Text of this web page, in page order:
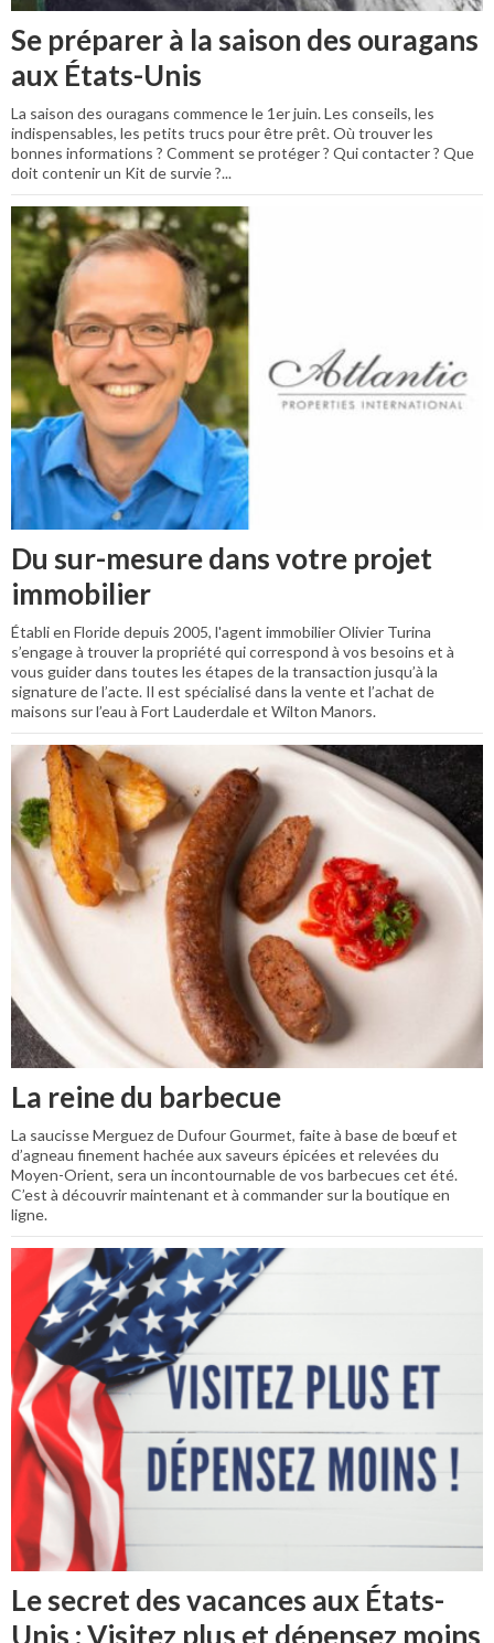
Se préparer à la saison des ouragans
aux États-Unis
La saison des ouragans commence le 1er juin. Les conseils, les
indispensables, les petits trucs pour être prêt. Où trouver les
bonnes informations ? Comment se protéger ? Qui contacter ? Que
doit contenir un Kit de survie ?...
Du sur-mesure dans votre projet
immobilier
Établi en Floride depuis 2005, l'agent immobilier Olivier Turina
s’engage à trouver la propriété qui correspond à vos besoins et à
vous guider dans toutes les étapes de la transaction jusqu’à la
signature de l’acte. Il est spécialisé dans la vente et l’achat de
maisons sur l’eau à Fort Lauderdale et Wilton Manors.
La reine du barbecue
La saucisse Merguez de Dufour Gourmet, faite à base de bœuf et
d’agneau finement hachée aux saveurs épicées et relevées du
Moyen-Orient, sera un incontournable de vos barbecues cet été.
C’est à découvrir maintenant et à commander sur la boutique en
ligne.
Le secret des vacances aux États-
Unis : Visitez plus et dépensez moins